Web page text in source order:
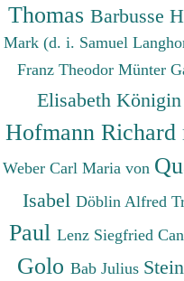
Thomas Barbusse
Mark (d. i. Samuel
Franz Theodor Münter
Elisabeth
Hofmann Richard
Weber Carl Maria von
Isabel Döblin Alfred
Paul Lenz Siegfried
Golo Bab Julius